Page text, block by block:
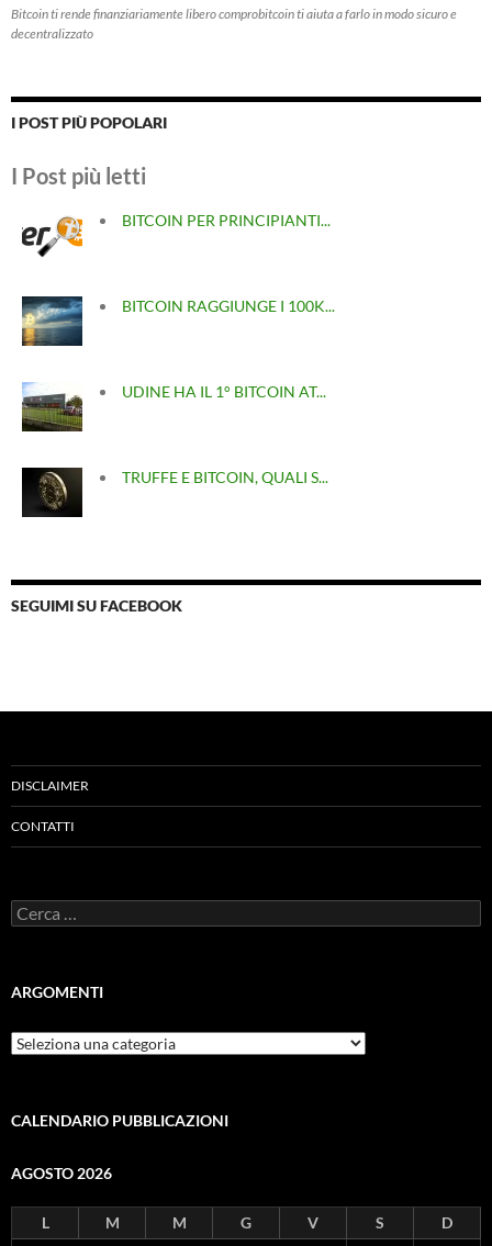
Bitcoin ti rende finanziariamente libero comprobitcoin ti aiuta a farlo in modo sicuro e
decentralizzato
I POST PIÙ POPOLARI
I Post più letti
BITCOIN PER PRINCIPIANTI...
BITCOIN RAGGIUNGE I 100K...
UDINE HA IL 1° BITCOIN AT...
TRUFFE E BITCOIN, QUALI S...
SEGUIMI SU FACEBOOK
DISCLAIMER
CONTATTI
Ricerca
per:
ARGOMENTI
ARGOMENTI
CALENDARIO PUBBLICAZIONI
AGOSTO 2026
L M M G V S
D